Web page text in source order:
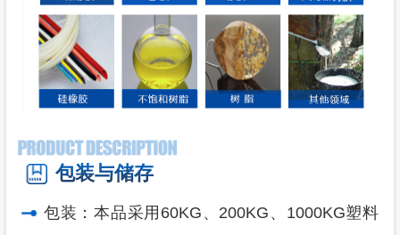
包装与储存
包装：本品采用60KG、200KG、1000KG塑料